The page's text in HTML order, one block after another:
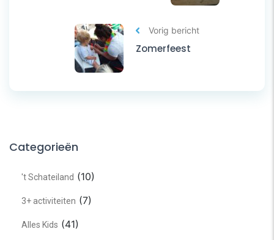
Vorig bericht
Zomerfeest
Categorieën
't Schateiland (10)
3+ activiteiten (7)
Alles Kids (41)